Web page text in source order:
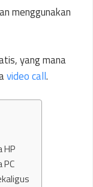
menggunakan
yang mana
video call.
HP
PC